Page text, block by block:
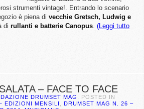
strumenti vintage!. Entrando lo scenario
è piena di vecchie Gretsch, Ludwig e
di rullanti e batterie Canopus. (Leggi tutto
– FACE TO FACE
DRUMSET MAG
. POSTED IN
EDIZIONI MENSILI
DRUMSET MAG N. 26 –